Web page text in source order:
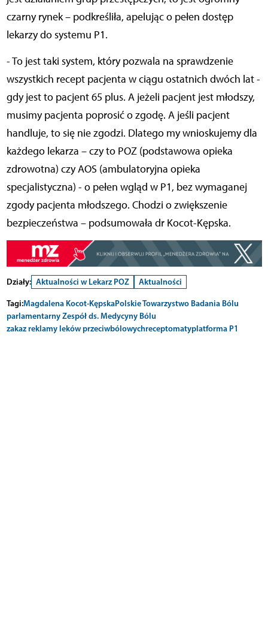
czarny rynek – podkreśliła, apelując o pełen dostęp
lekarzy do systemu P1.
- To jest taki system, który pozwala na sprawdzenie
wszystkich recept pacjenta w ciągu ostatnich dwóch lat -
gdy jest to pacjent 65 plus. A jeżeli pacjent jest młodszy,
musimy pacjenta poprosić o zgodę. A jeśli pacjent
handluje, to się nie zgodzi. Dlatego my wnioskujemy dla
każdego lekarza – czy to POZ (podstawowa opieka
zdrowotna) czy AOS (ambulatoryjna opieka
specjalistyczna) - o pełen wgląd w P1, bez wymaganej
zgody pacjenta młodszego. Chodzi o zwiększenie
bezpieczeństwa – podsumowała dr Kocot-Kępska.
Działy: Aktualności w Lekarz POZ
Aktualności
Tagi:Magdalena Kocot-KępskaPolskie Towarzystwo Badania Bólu
parlamentarny Zespół ds. Medycyny Bólu
zakaz reklamy leków przeciwbólowychreceptomatyplatforma P1